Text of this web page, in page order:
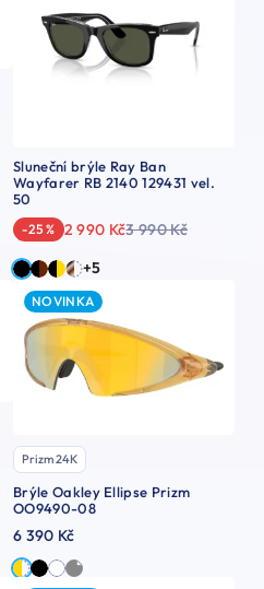
Sluneční brýle Ray Ban
Wayfarer RB 2140 129431 vel.
50
-25 % 2 990 Kč3 990 Kč
+5
NOVINKA
Prizm 24K
Brýle Oakley Ellipse Prizm
OO9490-08
6 390 Kč